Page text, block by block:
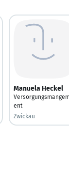
Manuela Heckel
ent
Zwickau